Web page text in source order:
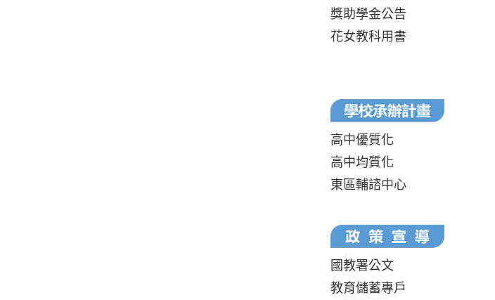
獎助學金公告
花女教科用書
高中優質化
高中均質化
東區輔諮中心
國教署公文
教育儲蓄專戶